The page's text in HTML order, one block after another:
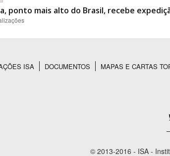
ponto mais alto do Brasil, recebe
ISA DOCUMENTOS MAPAS E CARTAS
© 2013-2016 - ISA -